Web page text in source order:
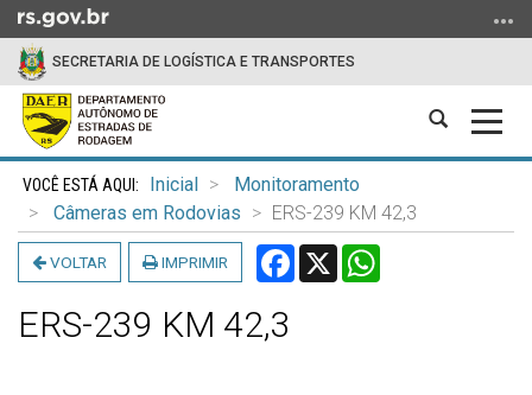
para
conteúdo
para
menu
para
busca
SECRETARIA DE LOGÍSTICA E TRANSPORTES
Abrir
Início
conteúdo
Inicial
Monitoramento
Câmeras em Rodovias
ERS-239 KM 42,3
VOLTAR IMPRIMIR Facebook
X
ERS-239 KM 42,3